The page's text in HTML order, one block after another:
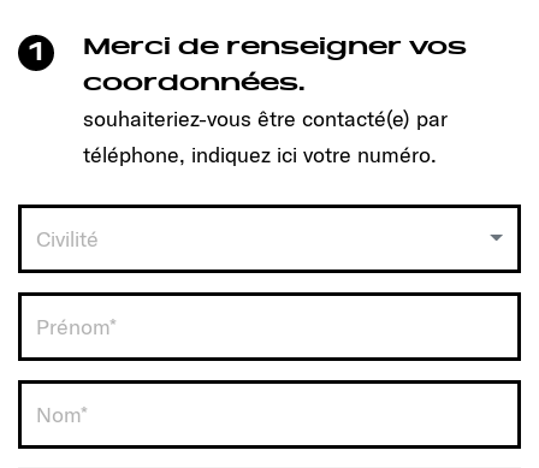
C'est aussi simple que cela
1. Entre la date
2. Sélectionnez le point de vente
3.Notre concessionnaire le plus proche va prendre
1
Merci de renseigner vos
coordonnées.
souhaiteriez-vous être contacté(e) par
téléphone, indiquez ici votre numéro.
Civilité